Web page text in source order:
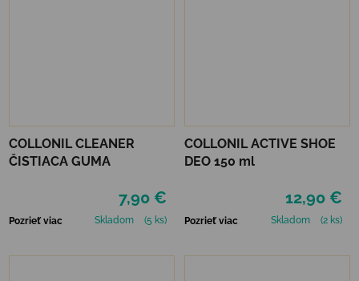
COLLONIL CLEANER
ČISTIACA GUMA
7,90 €
Pozrieť viac Skladom (5 ks)
COLLONIL ACTIVE SHOE
DEO 150 ml
12,90 €
Pozrieť viac Skladom (2 ks)